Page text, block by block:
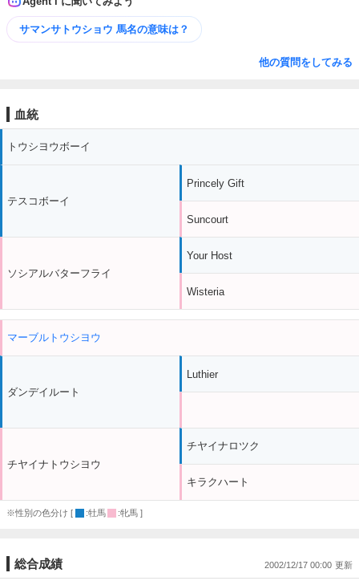
サマンサトウショウ 馬名の意味は？
他の質問をしてみる
血統
トウシヨウボーイ
テスコボーイ
ソシアルバターフライ
Princely Gift
Suncourt
Your Host
Wisteria
マーブルトウシヨウ
ダンデイルート
チヤイナトウシヨウ
Luthier
チヤイナロツク
キラクハート
※性別の色分け [ :牡馬 :牝馬 ]
総合成績 2002/12/17 00:00